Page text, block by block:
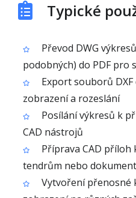
Typické
Převod DWG
podobných) do PDF pro
Export souborů
zobrazení a rozeslání
Posílání výkresů k
CAD nástrojů
Příprava CAD příloh
tendrům nebo
Vytvoření přenosné